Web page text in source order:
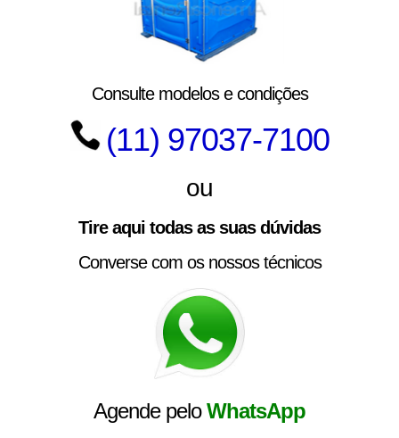
Consulte modelos e condições
(11) 97037-7100
ou
Tire aqui todas as suas dúvidas
Converse com os nossos técnicos
Agende peloWhatsApp